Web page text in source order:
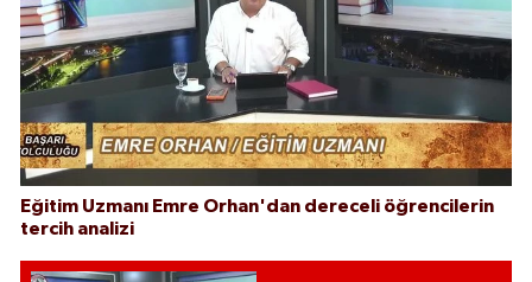
Eğitim Uzmanı Emre Orhan'dan dereceli öğrencilerin
tercih analizi